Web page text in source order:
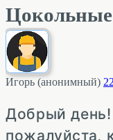
Цокольные
Игорь (анонимный)
Добрый
пожалуйста,